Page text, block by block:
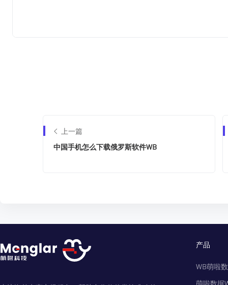
上一篇
中国手机怎么下载俄罗斯软件WB
产品
WB萌啦
萌啦数据